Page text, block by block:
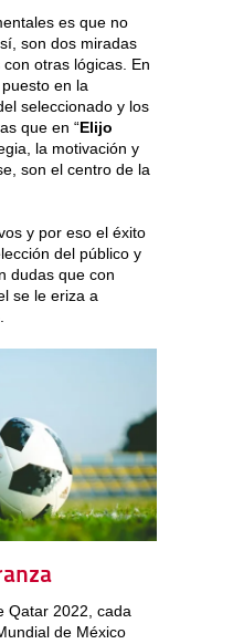
es que no
son dos miradas
otras lógicas. En
en la
seleccionado y los
que en “Elijo
la motivación y
son el centro de la
y por eso el éxito
del público y
dudas que con
se le eriza a
Qatar 2022, cada
de México